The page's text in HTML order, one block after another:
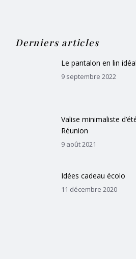
Derniers articles
Le pantalon en lin idéal
9 septembre 2022
Valise minimaliste
Réunion
9 août 2021
Idées cadeau écolo
11 décembre 2020